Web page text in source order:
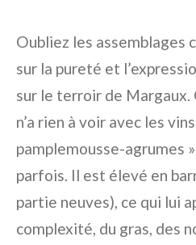
Oubliez les assemblages
sur la pureté et
sur le terroir de Margaux.
n’a rien à voir avec les
pamplemousse-agrumes
parfois. Il est élevé en
partie neuves), ce qui lui
complexité, du gras, des